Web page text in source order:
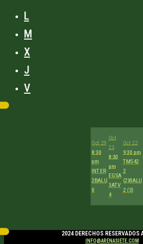
L
M
X
J
V
Oct 29
8:30
pm
INTER
2BALU
0
Oct
23
8:30
pm
EGSA
3ATV
4
Oct 22
9:30 pm
TMS42
2
(2)BALU
2 (3)
2024 DERECHOS RESERVADOS
INFO@ARENASIETE.COM